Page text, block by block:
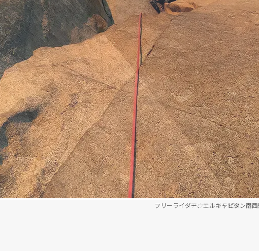
フリーライダー、エルキャピタン
アウサンガテ北壁、ペ